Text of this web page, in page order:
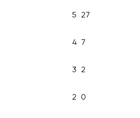
5 27
4 7
3 2
2 0